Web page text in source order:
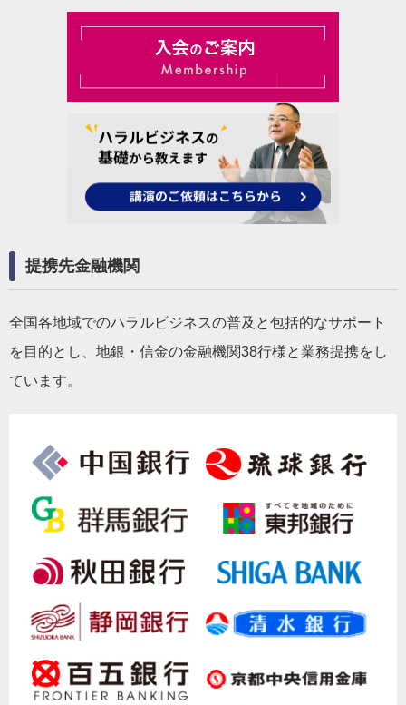
提携先金融機関
全国各地域でのハラルビジネスの普及と包括的なサポート
を目的とし、地銀・信金の金融機関38行様と業務提携をし
ています。